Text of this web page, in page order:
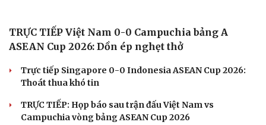
Lý Hoàng Nam, Trương Vinh Hiển tạo chung kết
Nhập môn Pickleball: Hướng dẫn kỹ thuật Speed up